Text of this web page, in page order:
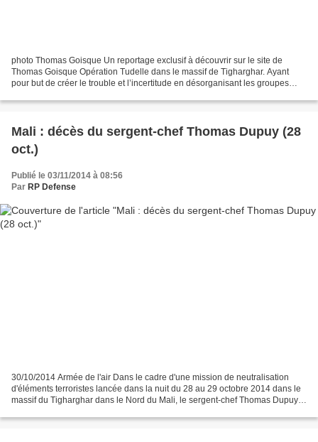
photo Thomas Goisque Un reportage exclusif à découvrir sur le site de
Thomas Goisque Opération Tudelle dans le massif de Tigharghar. Ayant
pour but de créer le trouble et l’incertitude en désorganisant les groupes
Mali : décès du sergent-chef Thomas Dupuy (28
oct.)
Publié le 03/11/2014 à 08:56
Par RP Defense
30/10/2014 Armée de l'air Dans le cadre d'une mission de neutralisation
d'éléments terroristes lancée dans la nuit du 28 au 29 octobre 2014 dans le
massif du Tigharghar dans le Nord du Mali, le sergent-chef Thomas Dupuy a